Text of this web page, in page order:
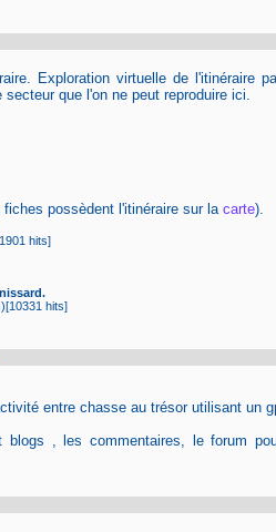
Exploration virtuelle de l'itinéraire
que l'on ne peut reproduire ici.
possèdent l'itinéraire sur lacarte).
hits]
hits]
entre chasse au trésor utilisant un
, les commentaires, le forum